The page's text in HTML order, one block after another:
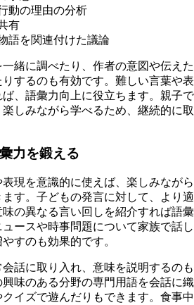
動の理由の分析
有
語を関連付けた議論
緒に調べたり、作者の意図や伝えた
するのも有効です。難しい言葉や表
、語彙力向上に役立ちます。親子で
しみながら学べるため、継続的に取
力を鍛える
現を意識的に使えば、楽しみながら
す。子どもの発言に対して、より適
の異なる言い回しを紹介すれば語彙
ースや時事問題について家族で話し
すのも効果的です。
話に取り入れ、意味を説明するのも
味のある分野の専門用語を会話に織
イズで遊んだりもできます。食事中